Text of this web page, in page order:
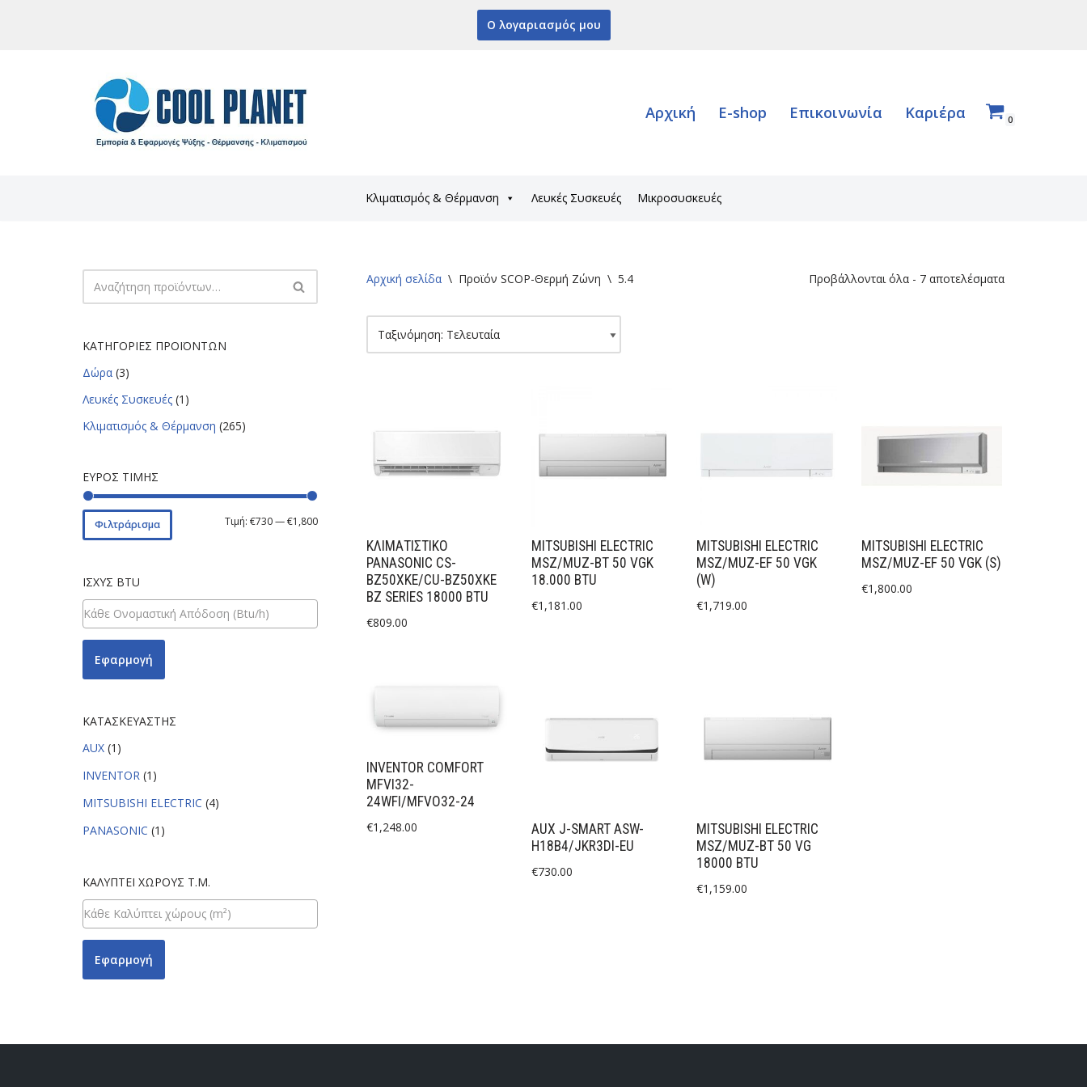
Ο λογαριασμός μου
Αρχική E-shop Επικοινωνία Καριέρα 0
Κλιματισμός & Θέρμανση Λευκές Συσκευές Μικροσυσκευές
ΚΑΤΗΓΟΡΊΕΣ ΠΡΟΪΌΝΤΩΝ
Δώρα (3)
Λευκές Συσκευές (1)
Κλιματισμός & Θέρμανση (265)
ΕΎΡΟΣ ΤΙΜΉΣ
Φιλτράρισμα Τιμή: €730—€1,800
ΙΣΧΎΣ BTU
Εφαρμογή
ΚΑΤΑΣΚΕΥΑΣΤΉΣ
AUX (1)
INVENTOR (1)
MITSUBISHI ELECTRIC (4)
PANASONIC (1)
ΚΑΛΎΠΤΕΙ ΧΏΡΟΥΣ Τ.Μ.
Εφαρμογή
Αρχική σελίδα \ Προϊόν SCOP-Θερμή Ζώνη \ 5.4 Προβάλλονται όλα - 7 αποτελέσματα
ΚΛΙΜΑΤΙΣΤΙΚΟ
PANASONIC CS-
BZ50XKE/CU-BZ50XKE
BZ SERIES 18000 BTU
€809.00
MITSUBISHI ELECTRIC
MSZ/MUZ-BT 50 VGK
18.000 BTU
€1,181.00
MITSUBISHI ELECTRIC
MSZ/MUZ-EF 50 VGK
(W)
€1,719.00
MITSUBISHI ELECTRIC
MSZ/MUZ-EF 50 VGK (S)
€1,800.00
INVENTOR COMFORT
MFVI32-
24WFI/MFVO32-24
€1,248.00
AUX J-SMART ASW-
H18B4/JKR3DI-EU
€730.00
MITSUBISHI ELECTRIC
MSZ/MUZ-BT 50 VG
18000 BTU
€1,159.00